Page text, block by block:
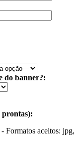
do banner?:
prontas):
Formatos aceitos: jpg,